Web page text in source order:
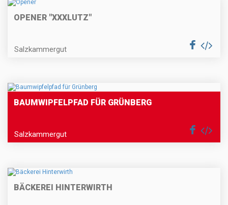
OPENER "XXXLUTZ"
Salzkammergut
BAUMWIPFELPFAD FÜR GRÜNBERG
Salzkammergut
BÄCKEREI HINTERWIRTH